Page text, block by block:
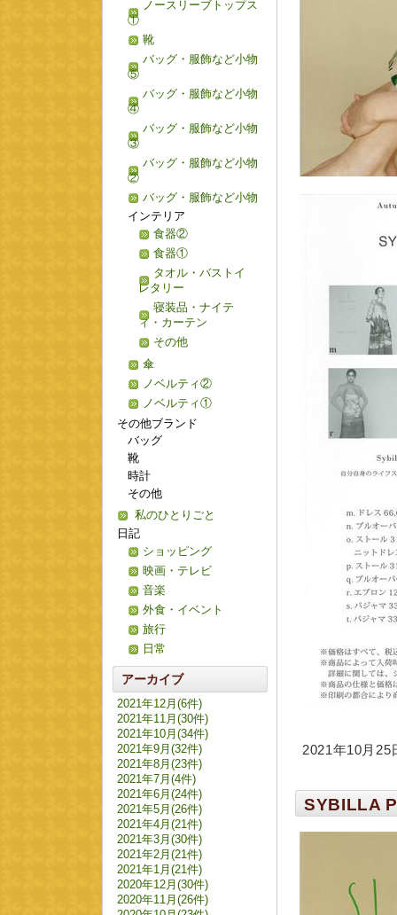
2021年10月
SYBILLA
ノースリーブトップス
①
靴
バッグ・服飾など小物
⑤
バッグ・服飾など小物
④
バッグ・服飾など小物
③
バッグ・服飾など小物
②
バッグ・服飾など小物
インテリア
食器②
食器①
タオル・バストイ
レタリー
寝装品・ナイテ
ィ・カーテン
その他
傘
ノベルティ②
ノベルティ①
その他ブランド
バッグ
靴
時計
その他
私のひとりごと
日記
ショッピング
映画・テレビ
音楽
外食・イベント
旅行
日常
アーカイブ
2021年12月(6件)
2021年11月(30件)
2021年10月(34件)
2021年9月(32件)
2021年8月(23件)
2021年7月(4件)
2021年6月(24件)
2021年5月(26件)
2021年4月(21件)
2021年3月(30件)
2021年2月(21件)
2021年1月(21件)
2020年12月(30件)
2020年11月(26件)